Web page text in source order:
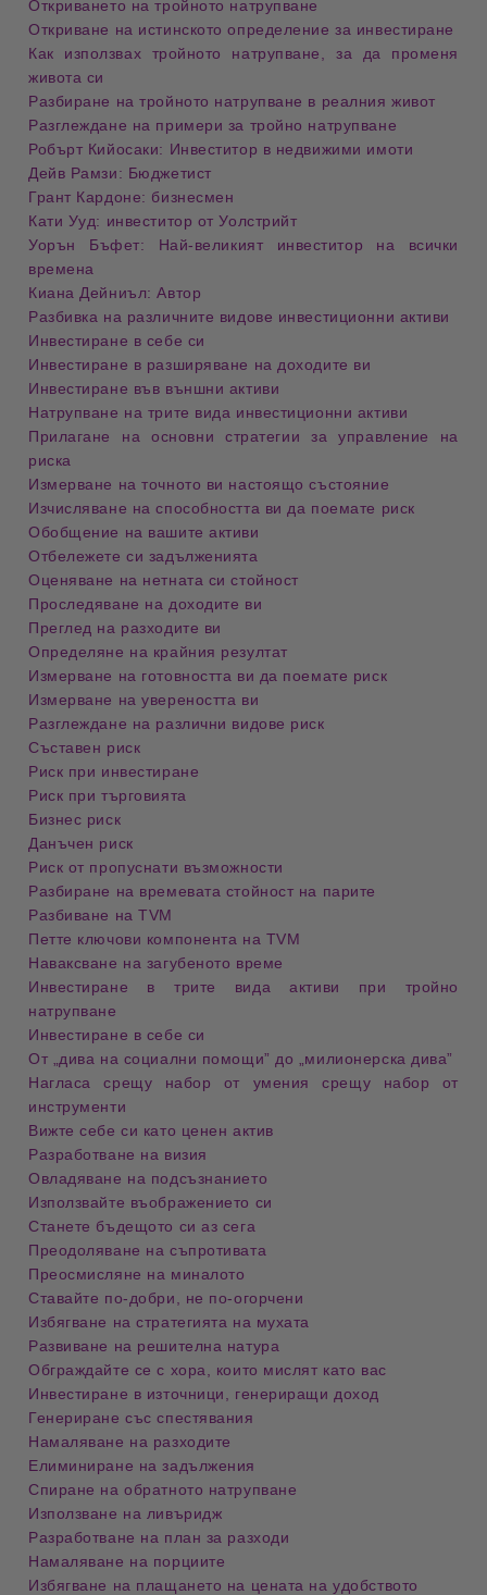
Откриването на тройното натрупване
Откриване на истинското определение за инвестиране
Как използвах тройното натрупване, за да променя
живота си
Разбиране на тройното натрупване в реалния живот
Разглеждане на примери за тройно натрупване
Робърт Кийосаки: Инвеститор в недвижими имоти
Дейв Рамзи: Бюджетист
Грант Кардоне: бизнесмен
Кати Ууд: инвеститор от Уолстрийт
Уорън Бъфет: Най-великият инвеститор на всички
времена
Киана Дейниъл: Автор
Разбивка на различните видове инвестиционни активи
Инвестиране в себе си
Инвестиране в разширяване на доходите ви
Инвестиране във външни активи
Натрупване на трите вида инвестиционни активи
Прилагане на основни стратегии за управление на
риска
Измерване на точното ви настоящо състояние
Изчисляване на способността ви да поемате риск
Обобщение на вашите активи
Отбележете си задълженията
Оценяване на нетната си стойност
Проследяване на доходите ви
Преглед на разходите ви
Определяне на крайния резултат
Измерване на готовността ви да поемате риск
Измерване на увереността ви
Разглеждане на различни видове риск
Съставен риск
Риск при инвестиране
Риск при търговията
Бизнес риск
Данъчен риск
Риск от пропуснати възможности
Разбиране на времевата стойност на парите
Разбиване на TVM
Петте ключови компонента на TVM
Наваксване на загубеното време
Инвестиране в трите вида активи при тройно
натрупване
Инвестиране в себе си
От „дива на социални помощи” до „милионерска дива”
Нагласа срещу набор от умения срещу набор от
инструменти
Вижте себе си като ценен актив
Разработване на визия
Овладяване на подсъзнанието
Използвайте въображението си
Станете бъдещото си аз сега
Преодоляване на съпротивата
Преосмисляне на миналото
Ставайте по-добри, не по-огорчени
Избягване на стратегията на мухата
Развиване на решителна натура
Обграждайте се с хора, които мислят като вас
Инвестиране в източници, генериращи доход
Генериране със спестявания
Намаляване на разходите
Елиминиране на задължения
Спиране на обратното натрупване
Използване на ливъридж
Разработване на план за разходи
Намаляване на порциите
Избягване на плащането на цената на удобството